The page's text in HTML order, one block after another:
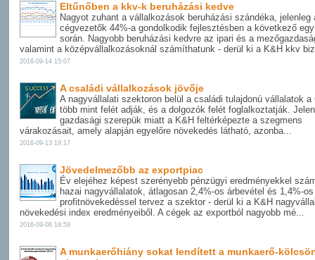
Eltűnőben a kkv-k beruházási kedve
Nagyot zuhant a vállalkozások beruházási szándéka, jelenleg
cégvezetők 44%-a gondolkodik fejlesztésben a következő
során. Nagyobb beruházási kedvre az ipari és a
valamint a középvállalkozásoknál számíthatunk - derül ki a K&H kkv
2016-09-14 15:07
A családi vállalkozások jövője
A nagyvállalati szektoron belül a családi tulajdonú vállalatok a
több mint felét adják, és a dolgozók felét foglalkoztatják.
gazdasági szerepük miatt a K&H feltérképezte a szegmens
várakozásait, amely alapján egyelőre növekedés látható, azonba...
2016-09-13 19:17
Jövedelmezőbb az exportpiac
Év elejéhez képest szerényebb pénzügyi eredményekkel
hazai nagyvállalatok, átlagosan 2,4%-os árbevétel és 1,4%-os
profitnövekedéssel tervez a szektor - derül ki a K&H
növekedési index eredményeiből. A cégek az exportból nagyobb mé...
2016-09-08 18:59
A munkaerőhiány sokat lendített a munkaerő-